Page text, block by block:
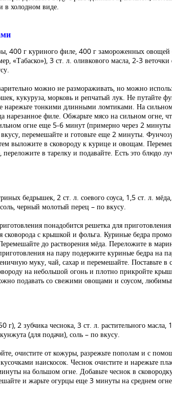
в холодном виде.
400 г куриного филе, 400 г замороженных овощей
«Табаско»), 3 ст. л. оливкового масла, 2-3
можно не размораживать, но можно
кукуруза, морковь и репчатый лук. Не путайте
нарежьте тонкими длинными ломтиками. На
нарезанное филе. Обжарьте мясо на сильном огне,
огне еще 5-6 минут (примерно через 2 минуты
перемешайте и готовьте еще 2 минуты.
выложите в сковороду к курице и овощам.
в тарелку и подавайте. Есть это
бедрышек, 2 ст. л. соевого соуса, 1,5 ст. л.
черный молотый перец – по вкусу.
понадобится решетка для
сковорода с крышкой и фольга. Куриные бедра
до растворения мёда. Переложите в
на пару подержите куриные бедра на
муку, чай, сахар и перемешайте. Поставьте
на небольшой огонь и плотно прикройте
подавать со свежими овощами и соусом,
г), 2 зубчика чеснока, 3 ст. л. растительного
(для подачи), соль – по вкусу.
очистите от кожуры, разрежьте пополам и с
наискосок. Чеснок очистите и нарежьте
на большом огне. Добавьте чеснок в
и жарьте огурцы еще 3 минуты на среднем